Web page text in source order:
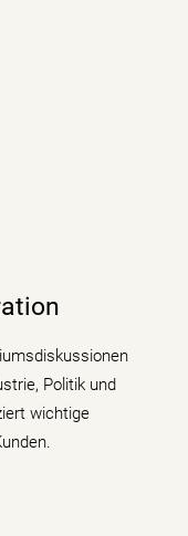
Politik und
wichtige
Vorständen,
die Bühne auf
und füllt
Kompetenz,